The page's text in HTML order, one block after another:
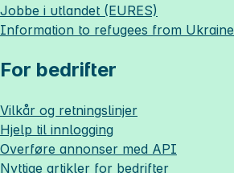
Jobbe i utlandet (EURES)
Information to refugees from Ukraine
For bedrifter
Vilkår og retningslinjer
Hjelp til innlogging
Overføre annonser med API
Nyttige artikler for bedrifter